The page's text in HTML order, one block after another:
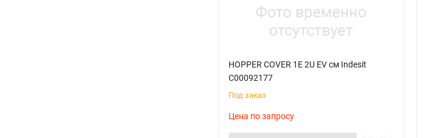
HOPPER COVER 1E 2U EV см Indesit
C00092177
Под заказ
Цена по запросу